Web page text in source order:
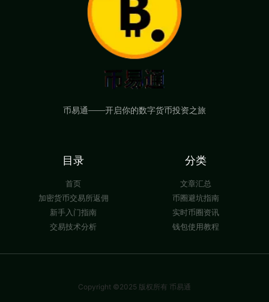
币易通——开启你的数字货币投资之旅
目录
首页
加密货币交易所返佣
新手入门指南
交易技术分析
分类
文章汇总
币圈避坑指南
实时币圈资讯
钱包使用教程
Copyright ©2025 版权所有 币易通